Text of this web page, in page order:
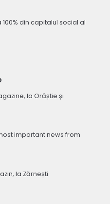
100% din capitalul social al
la Orăștie și
important news from
la Zărnești